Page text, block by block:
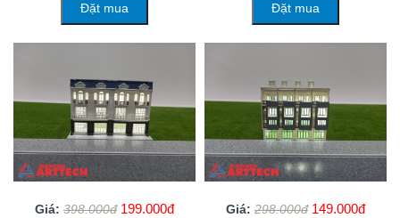
Đặt mua Đặt mua
Giá: 398.000đ 199.000đ Giá: 298.000đ 149.000đ